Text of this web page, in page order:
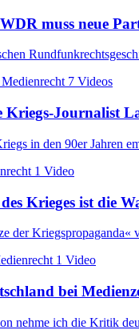
muss neue
Medienrecht 7 Videos
Kriegs-Journalist
in den 90er Jahren
1 Video
Krieges ist die
der
1 Video
bei
nehme ich die Kritik